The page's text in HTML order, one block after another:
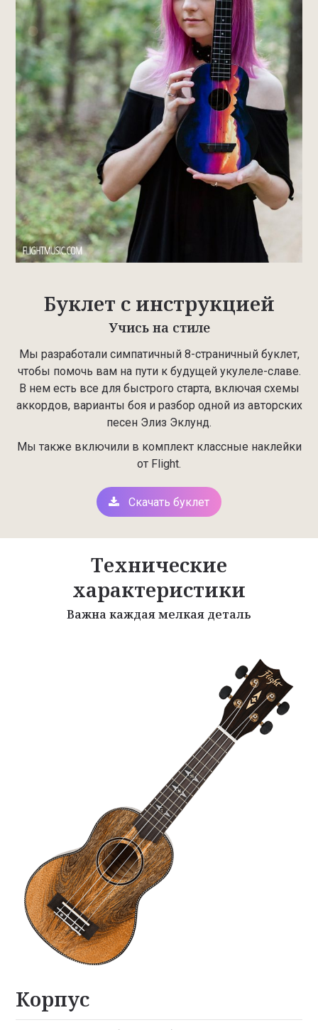
Буклет с инструкцией
Учись на стиле
Мы разработали симпатичный 8-страничный буклет,
чтобы помочь вам на пути к будущей укулеле-славе.
В нем есть все для быстрого старта, включая схемы
аккордов, варианты боя и разбор одной из авторских
песен Элиз Эклунд.
Мы также включили в комплект классные наклейки
от Flight.
Скачать буклет
Технические
характеристики
Важна каждая мелкая деталь
Корпус